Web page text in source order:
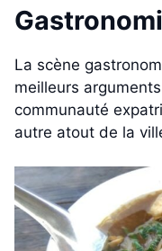
La scène
meilleurs
communauté
autre atout de la